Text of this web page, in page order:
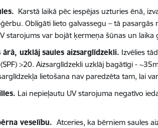
Karstā laikā pēc iespējas uzturies ēnā,
Obligāti lieto galvassegu – tā
starojums var bojāt ķermeņa šūnas un
ārā, uzklāj saules aizsarglīdzekli. Izvēlies
>20. Aizsarglīdzekli uzklāj bagātīgi -
lietošana nav paredzēta tam, lai
Lai nepieļautu UV starojuma negatīvo
veselību. Atceries, ka bērniem saules